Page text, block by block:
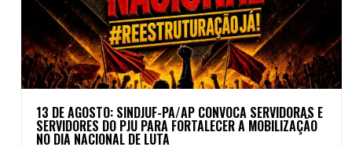
13 DE AGOSTO: SINDJUF-PA/AP CONVOCA SERVIDORAS E
SERVIDORES DO PJU PARA FORTALECER A MOBILIZAÇÃO
NO DIA NACIONAL DE LUTA